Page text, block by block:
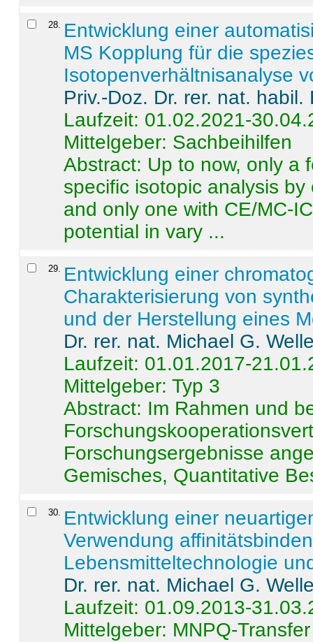
28. Entwicklung einer
MS Kopplung für die
Isotopenverhältnisanalyse
Priv.-Doz. Dr. rer. nat.
Laufzeit: 01.02.2021-
Mittelgeber: Sachbeihilfen
Abstract: Up to now, only a
specific isotopic analysis
and only one with CE/MC-
potential in vary ...
29. Entwicklung einer
Charakterisierung von
und der Herstellung eines
Dr. rer. nat. Michael G.
Laufzeit: 01.01.2017-
Mittelgeber: Typ 3
Abstract: Im Rahmen und
Forschungsergebnisse
Gemisches, Quantitative
30. Entwicklung einer
Verwendung
Lebensmitteltechnologie
Dr. rer. nat. Michael G.
Laufzeit: 01.09.2013-
Mittelgeber: MNPQ-Transfer